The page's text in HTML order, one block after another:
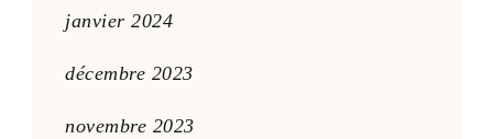
janvier 2024
décembre 2023
novembre 2023